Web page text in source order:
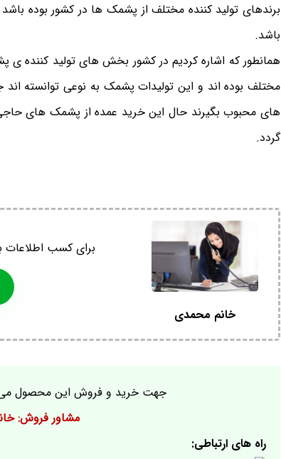
برندهای تولید کننده مختلف از پشمک ها در کشور بوده
باشد.
همانطور که اشاره کردیم در کشور بخش های تولید کننده ی
مختلف بوده اند و این تولیدات پشمک به نوعی توانسته
های محبوب بگیرند حال این خرید عمده از پشمک های حاجی
گردد.
خانم محمدی
برای کسب اطلاعات
جهت خرید و فروش این محصول می
مشاور فروش:
راه های ارتباطی: